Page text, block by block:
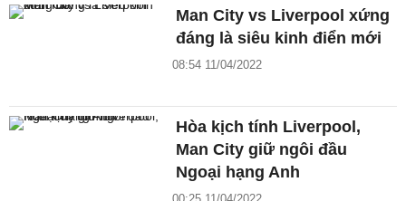
Man City vs Liverpool xứng
đáng là siêu kinh điển mới
08:54 11/04/2022
Hòa kịch tính Liverpool,
Man City giữ ngôi đầu
Ngoại hạng Anh